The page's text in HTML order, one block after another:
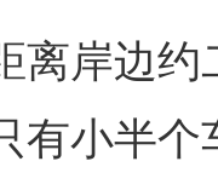
岸边约
有小半